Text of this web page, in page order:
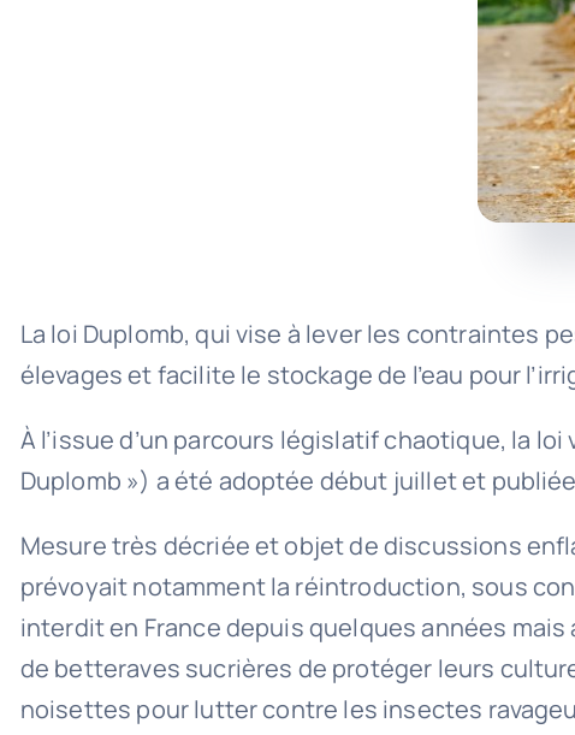
La loi Duplomb, qui vise à lever les contraintes
élevages et facilite le stockage de l’eau pour
À l’issue d’un parcours législatif chaotique, la
Duplomb ») a été adoptée début juillet et
Mesure très décriée et objet de discussions
prévoyait notamment la réintroduction, sous
interdit en France depuis quelques années
de betteraves sucrières de protéger leurs
noisettes pour lutter contre les insectes